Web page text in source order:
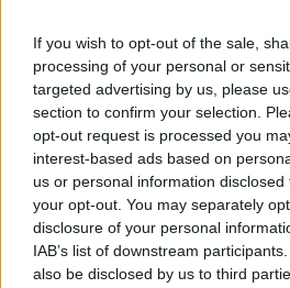
If you wish to opt-out of the sale,
processing of your personal or
targeted advertising by us, please
section to confirm your selection.
opt-out request is processed you
interest-based ads based on
us or personal information
your opt-out. You may separately
disclosure of your personal
IAB’s list of downstream
also be disclosed by us to third